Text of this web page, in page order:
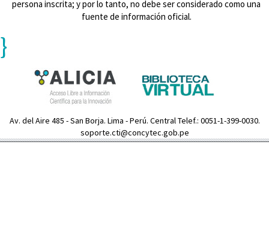
persona inscrita; y por lo tanto, no debe ser considerado como una
fuente de información oficial.
}
Av. del Aire 485 - San Borja. Lima - Perú. Central Telef.: 0051-1-399-0030.
soporte.cti@concytec.gob.pe